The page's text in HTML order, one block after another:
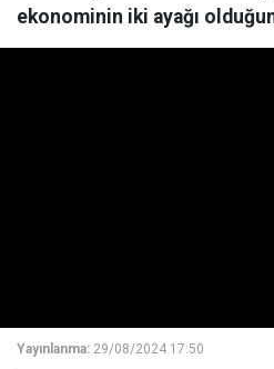
ekonominin iki ayağı
Yayınlanma: 29/08/2024 17:50